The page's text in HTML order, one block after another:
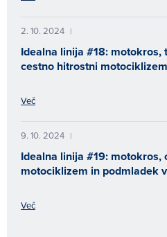
2. 10. 2024 |
Idealna linija #18: motokros,
cestno hitrostni motociklizem
Več
9. 10. 2024 |
Idealna linija #19: motokros,
motociklizem in podmladek
Več